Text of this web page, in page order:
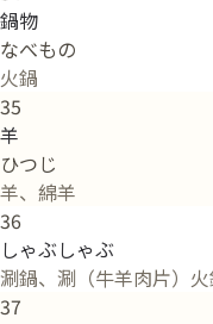
鍋物
なべもの
火鍋
35
羊
ひつじ
羊、綿羊
36
しゃぶしゃぶ
涮鍋、涮（牛羊肉片）
37